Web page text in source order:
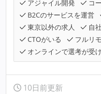
アジャイル開発
コ
B2Cのサービスを運営
東京以外の求人
自
CTOがいる
フルリ
オンラインで選考が受
10日前更新